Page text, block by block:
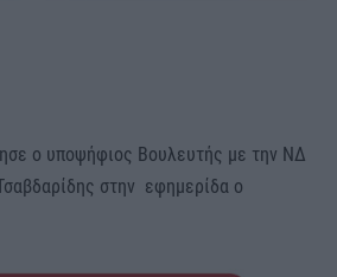
ο υποψήφιος Βουλευτής με την ΝΔ
στην εφημερίδα ο